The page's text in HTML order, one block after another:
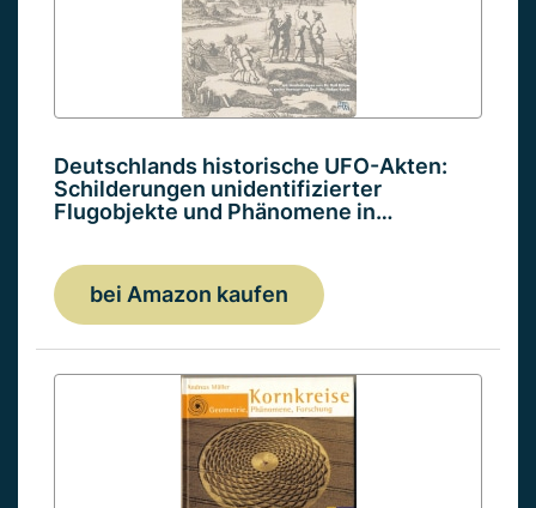
Deutschlands historische UFO-Akten:
Schilderungen unidentifizierter
Flugobjekte und Phänomene in…
bei Amazon kaufen